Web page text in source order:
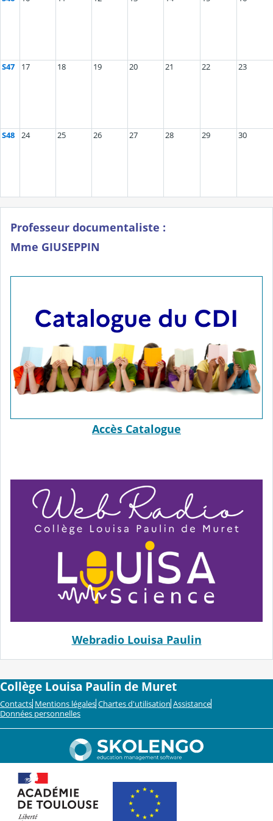
S47 17 18 19 20 21 22 23
S48 24 25 26 27 28 29 30
Professeur documentaliste :
Mme GIUSEPPIN
Accès Catalogue
Webradio Louisa Paulin
Collège Louisa Paulin de Muret
Contacts Mentions légales Chartes d'utilisation Assistance
Données personnelles